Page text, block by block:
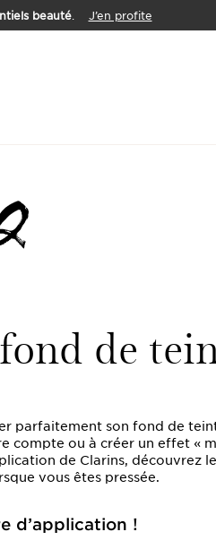
beauté.
J’en profite
de
parfaitement son fond de
compte ou à créer un effet «
de Clarins, découvrez
vous êtes pressée.
d’application !